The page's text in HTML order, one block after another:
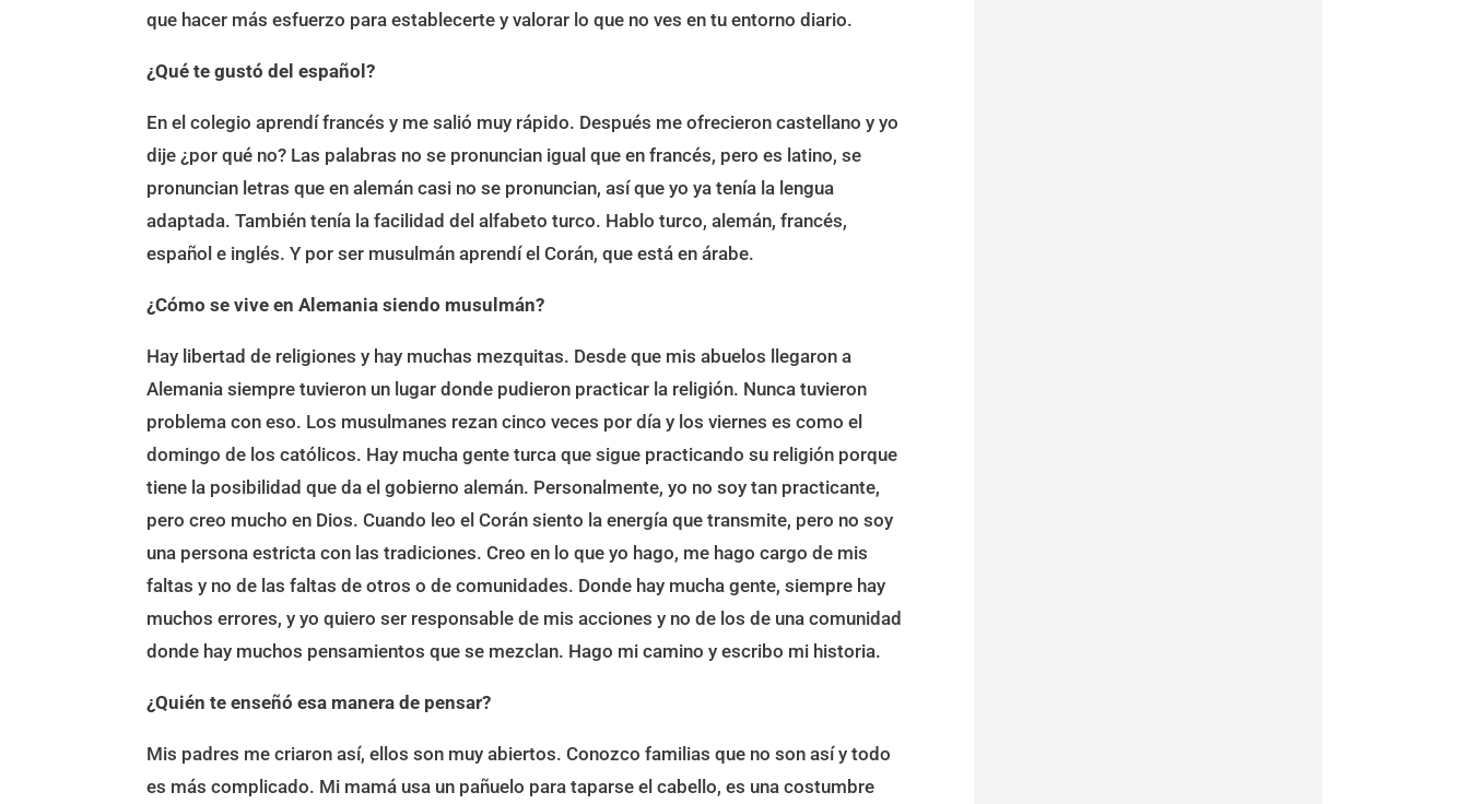
que hacer más esfuerzo para establecerte y valorar lo que no ves en tu entorno diario.
¿Qué te gustó del español?
En el colegio aprendí francés y me salió muy rápido. Después me ofrecieron castellano y yo
dije ¿por qué no? Las palabras no se pronuncian igual que en francés, pero es latino, se
pronuncian letras que en alemán casi no se pronuncian, así que yo ya tenía la lengua
adaptada. También tenía la facilidad del alfabeto turco. Hablo turco, alemán, francés,
español e inglés. Y por ser musulmán aprendí el Corán, que está en árabe.
¿Cómo se vive en Alemania siendo musulmán?
Hay libertad de religiones y hay muchas mezquitas. Desde que mis abuelos llegaron a
Alemania siempre tuvieron un lugar donde pudieron practicar la religión. Nunca tuvieron
problema con eso. Los musulmanes rezan cinco veces por día y los viernes es como el
domingo de los católicos. Hay mucha gente turca que sigue practicando su religión porque
tiene la posibilidad que da el gobierno alemán. Personalmente, yo no soy tan practicante,
pero creo mucho en Dios. Cuando leo el Corán siento la energía que transmite, pero no soy
una persona estricta con las tradiciones. Creo en lo que yo hago, me hago cargo de mis
faltas y no de las faltas de otros o de comunidades. Donde hay mucha gente, siempre hay
muchos errores, y yo quiero ser responsable de mis acciones y no de los de una comunidad
donde hay muchos pensamientos que se mezclan. Hago mi camino y escribo mi historia.
¿Quién te enseñó esa manera de pensar?
Mis padres me criaron así, ellos son muy abiertos. Conozco familias que no son así y todo
es más complicado. Mi mamá usa un pañuelo para taparse el cabello, es una costumbre